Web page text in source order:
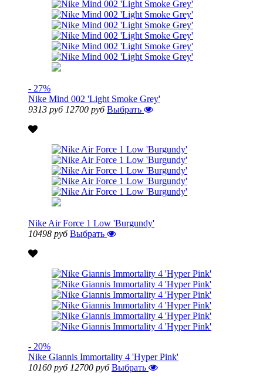
- 27%
Nike Mind 002 'Light Smoke Grey'
9313 руб 12700 руб Выбрать
Nike Air Force 1 Low 'Burgundy'
10498 руб Выбрать
- 20%
Nike Giannis Immortality 4 'Hyper Pink'
10160 руб 12700 руб Выбрать